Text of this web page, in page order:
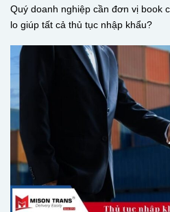
Quý doanh nghiệp cần đơn vị book
lo giúp tất cả thủ tục nhập khẩu?